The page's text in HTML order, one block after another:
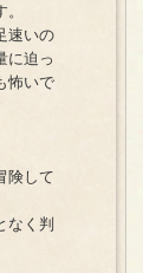
速いの
に迫っ
怖いで
険して
なく判